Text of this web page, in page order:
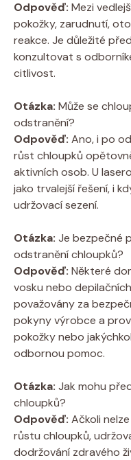
Odpověď: Mezi
pokožky, zarudnutí,
reakce. Je důležité
konzultovat s
citlivost.
Otázka: Může se
odstranění?
Odpověď: Ano, i po
růst chloupků
aktivních osob. U
jako trvalejší řešení, i
udržovací sezení.
Otázka: Je bezpečné
odstranění chloupků?
Odpověď: Některé
vosku nebo
považovány za
pokyny výrobce a
pokožky nebo
odbornou pomoc.
Otázka: Jak mohu
chloupků?
Odpověď: Ačkoli
růstu chloupků,
dodržování zdravého